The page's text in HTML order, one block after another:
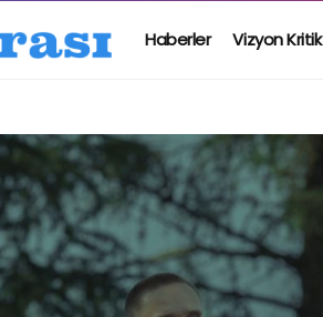
Haberler Vizyon Kritik